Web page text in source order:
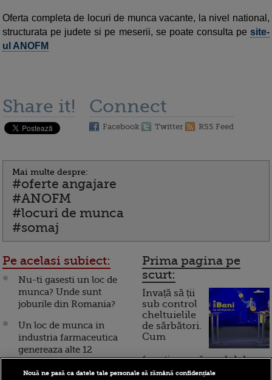
Oferta completa de locuri de munca vacante, la nivel national,
structurata pe judete si pe meserii, se poate consulta pe site-
ul ANOFM
Share it! Connect
Facebook Twitter RSS Feed
Mai multe despre:
#oferte angajare
#ANOFM
#locuri de munca
#somaj
Pe acelasi subiect:
Nu-ti gasesti un loc de
munca? Unde sunt
joburile din Romania?
Un loc de munca in
industria farmaceutica
genereaza alte 12
Somerii romani prefera
Prima pagina pe
scurt:
Invață să ții
sub control
cheltuielile
de sărbători.
Cum
funcționează cardul de
cumpărături
Nouă ne pasă ca datele tale personale să rămână confidențiale